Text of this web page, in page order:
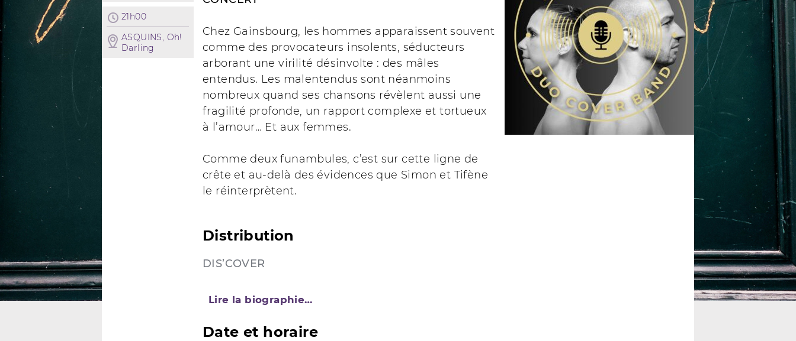
21h00
ASQUINS, Oh!
Darling
Chez Gainsbourg, les hommes apparaissent souvent
comme des provocateurs insolents, séducteurs
arborant une virilité désinvolte : des mâles
entendus. Les malentendus sont néanmoins
nombreux quand ses chansons révèlent aussi une
fragilité profonde, un rapport complexe et tortueux
à l’amour… Et aux femmes.
Comme deux funambules, c’est sur cette ligne de
crête et au-delà des évidences que Simon et Tifène
le réinterprètent.
Distribution
DIS’COVER
Lire la biographie…
Date et horaire